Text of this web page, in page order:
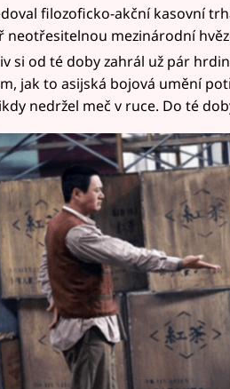
filozoficko-akční kasovní
neotřesitelnou mezinárodní
si od té doby zahrál už pár
jak to asijská bojová umění
nedržel meč v ruce. Do té